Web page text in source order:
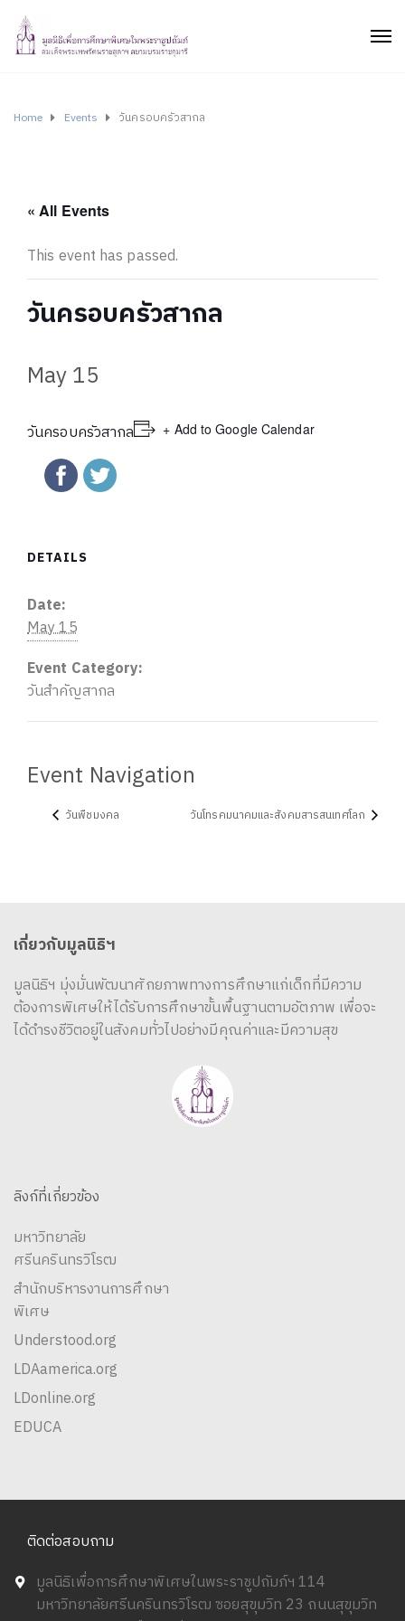
Home Events วันครอบครัวสากล
« All Events
This event has passed.
วันครอบครัวสากล
May 15
วันครอบครัวสากล + Add to Google Calendar
DETAILS
Date:
May 15
Event Category:
วันสำคัญสากล
Event Navigation
วันพืชมงคล วันโทรคมนาคมและสังคมสารสนเทศโลก
เกี่ยวกับมูลนิธิฯ
มูลนิธิฯ มุ่งมั่นพัฒนาศักยภาพทางการศึกษาแก่เด็กที่มีความ
ต้องการพิเศษให้ได้รับการศึกษาขั้นพื้นฐานตามอัตภาพ เพื่อจะ
ได้ดำรงชีวิตอยู่ในสังคมทั่วไปอย่างมีคุณค่าและมีความสุข
ลิงก์ที่เกี่ยวข้อง
มหาวิทยาลัย
ศรีนครินทรวิโรฒ
สำนักบริหารงานการศึกษา
พิเศษ
Understood.org
LDAamerica.org
LDonline.org
EDUCA
ติดต่อสอบถาม
มูลนิธิเพื่อการศึกษาพิเศษในพระราชูปถัมภ์ฯ 114
มหาวิทยาลัยศรีนครินทรวิโรฒ ซอยสุขุมวิท 23 ถนนสุขุมวิท